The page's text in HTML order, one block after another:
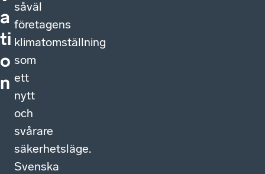
a
ti
o
n
såväl
företagens
klimatomställning
som
ett
nytt
och
svårare
säkerhetsläge.
Svenska